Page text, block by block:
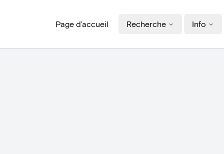
Page d'accueil Recherche Info